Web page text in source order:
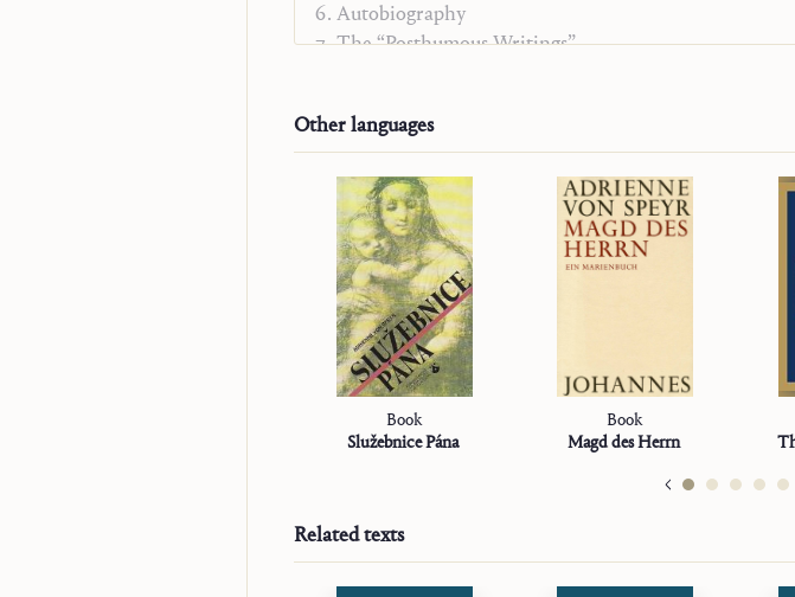
Autobiography
The “Posthumous Writings”
Other languages
Book
Služebnice Pána
Book
Magd des Herrn
Related texts